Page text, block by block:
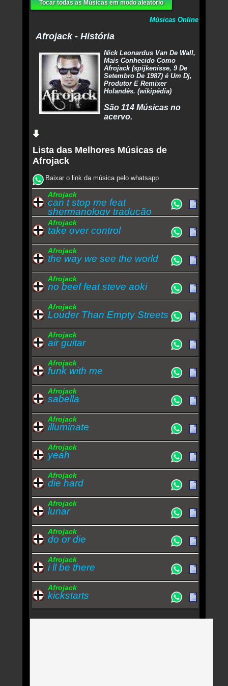
Tocar todas as Músicas em modo aleatório
Músicas Online
Afrojack - História
Nick Leonardus Van De Wall,
Mais Conhecido Como
Afrojack (spijkenisse, 9 De
Setembro De 1987) é Um Dj,
Produtor E Remixer
Holandês. (wikipédia)
São 114 Músicas no
acervo.
Lista das Melhores Músicas de
Afrojack
Baixar o link da música pelo whatsapp
Afrojack
can t stop me feat
shermanology tradução
Afrojack
take over control
Afrojack
the way we see the world
Afrojack
no beef feat steve aoki
Afrojack
Louder Than Empty Streets
Afrojack
air guitar
Afrojack
funk with me
Afrojack
sabella
Afrojack
illuminate
Afrojack
yeah
Afrojack
die hard
Afrojack
lunar
Afrojack
do or die
Afrojack
i ll be there
Afrojack
kickstarts